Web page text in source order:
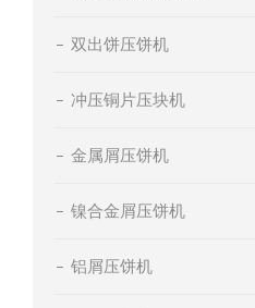
双出饼压饼机
冲压铜片压块机
金属屑压饼机
镍合金屑压饼机
铝屑压饼机